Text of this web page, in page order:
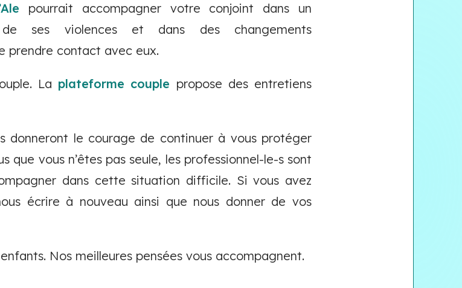
pourrait accompagner votre conjoint dans un
de ses violences et dans des changements
prendre contact avec eux.
La plateforme couple propose des entretiens
donneront le courage de continuer à vous protéger
que vous n’êtes pas seule, les professionnel-le-s sont
dans cette situation difficile. Si vous avez
écrire à nouveau ainsi que nous donner de vos
Nos meilleures pensées vous accompagnent.